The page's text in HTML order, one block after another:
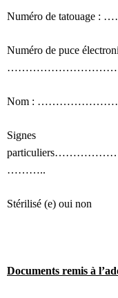
Numéro de
Numéro de puce
Nom :
Signes
………..
Stérilisé (e) oui non
Documents remis à